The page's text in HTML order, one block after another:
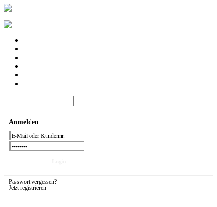
Anmelden
Passwort vergessen?
Jetzt registrieren